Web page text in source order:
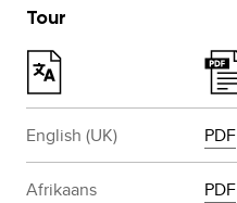
Tour
English (UK) PDF
Afrikaans PDF